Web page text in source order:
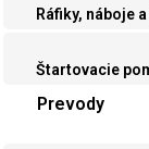
Ráfiky, náboje
Štartovacie
Prevody